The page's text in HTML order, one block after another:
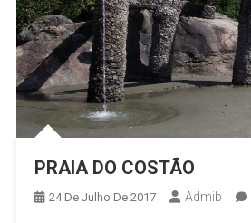
PRAIA DO COSTÃO
24 De Julho De 2017 Admib